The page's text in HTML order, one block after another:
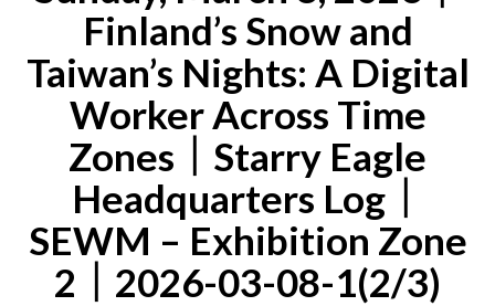
IS
GAVIN"
視
劇
可
以
拯
救
世
界
Finland’s Snow and
Taiwan’s Nights: A Digital
Worker Across Time
Zones｜Starry Eagle
Headquarters Log｜
SEWM – Exhibition Zone
2｜2026-03-08-1(2/3)